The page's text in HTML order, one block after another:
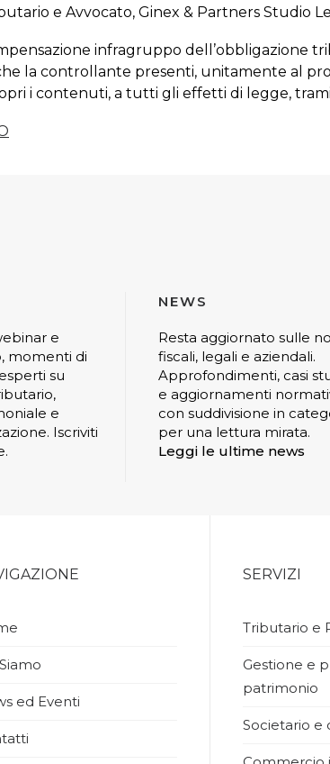
e Avvocato, Ginex & Partners Studio
infragruppo dell’obbligazione
la controllante presenti, unitamente al
i contenuti, a tutti gli effetti di legge,
e
momenti di
su
e
Iscriviti
NEWS
Resta aggiornato sulle
fiscali, legali e aziendali.
Approfondimenti, casi
e aggiornamenti
con suddivisione in
per una lettura mirata.
Leggi le ultime news
ed Eventi
SERVIZI
Tributario e
Gestione e
patrimonio
Societario e